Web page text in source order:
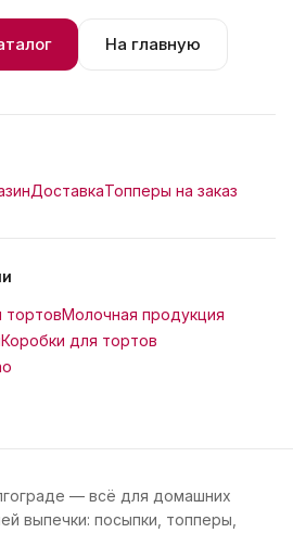
На главную
ДоставкаТопперы на заказ
тортовМолочная продукция
Коробки для тортов
— всё для домашних
выпечки: посыпки, топперы,